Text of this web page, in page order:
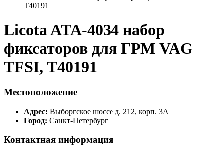
T40191
Licota ATA-4034 набор
фиксаторов для ГРМ VAG
TFSI, T40191
Местоположение
Адрес: Выборгское шоссе д. 212, корп. 3А
Город: Санкт-Петербург
Контактная информация